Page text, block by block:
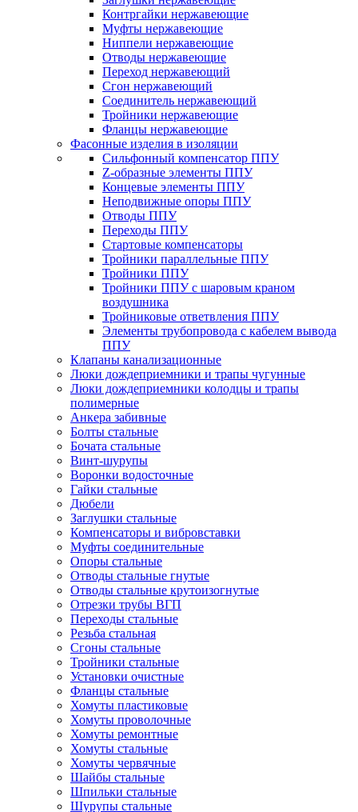
Контргайки нержавеющие
Муфты нержавеющие
Ниппели нержавеющие
Отводы нержавеющие
Переход нержавеющий
Сгон нержавеющий
Соединитель нержавеющий
Тройники нержавеющие
Фланцы нержавеющие
Фасонные изделия в изоляции
Cильфонный компенсатор ППУ
Z-образные элементы ППУ
Концевые элементы ППУ
Неподвижные опоры ППУ
Отводы ППУ
Переходы ППУ
Стартовые компенсаторы
Тройники параллельные ППУ
Тройники ППУ
Тройники ППУ с шаровым краном
воздушника
Тройниковые ответвления ППУ
Элементы трубопровода с кабелем вывода
ППУ
Клапаны канализационные
Люки дождеприемники и трапы чугунные
Люки дождеприемники колодцы и трапы
полимерные
Анкера забивные
Болты стальные
Бочата стальные
Винт-шурупы
Воронки водосточные
Гайки стальные
Дюбели
Заглушки стальные
Компенсаторы и вибровставки
Муфты соединительные
Опоры стальные
Отводы стальные гнутые
Отводы стальные крутоизогнутые
Отрезки трубы ВГП
Переходы стальные
Резьба стальная
Сгоны стальные
Тройники стальные
Установки очистные
Фланцы стальные
Хомуты пластиковые
Хомуты проволочные
Хомуты ремонтные
Хомуты стальные
Хомуты червячные
Шайбы стальные
Шпильки стальные
Шурупы стальные